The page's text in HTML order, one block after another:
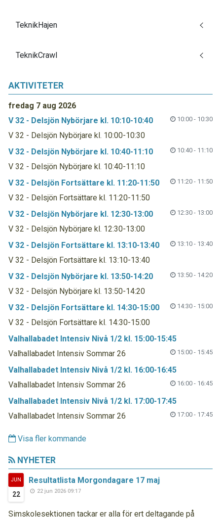
TeknikHajen
TeknikCrawl
AKTIVITETER
fredag 7 aug 2026
V 32 - Delsjön Nybörjare kl. 10:10-10:40
10:00 - 10:30
V 32 - Delsjön Nybörjare kl. 10:00-10:30
V 32 - Delsjön Nybörjare kl. 10:40-11:10
10:40 - 11:10
V 32 - Delsjön Nybörjare kl. 10:40-11:10
V 32 - Delsjön Fortsättare kl. 11:20-11:50
11:20 - 11:50
V 32 - Delsjön Fortsättare kl. 11:20-11:50
V 32 - Delsjön Nybörjare kl. 12:30-13:00
12:30 - 13:00
V 32 - Delsjön Nybörjare kl. 12:30-13:00
V 32 - Delsjön Fortsättare kl. 13:10-13:40
13:10 - 13:40
V 32 - Delsjön Fortsättare kl. 13:10-13:40
V 32 - Delsjön Nybörjare kl. 13:50-14:20
13:50 - 14:20
V 32 - Delsjön Nybörjare kl. 13:50-14:20
V 32 - Delsjön Fortsättare kl. 14:30-15:00
14:30 - 15:00
V 32 - Delsjön Fortsättare kl. 14:30-15:00
Valhallabadet Intensiv Nivå 1/2 kl. 15:00-15:45
15:00 - 15:45
Valhallabadet Intensiv Sommar 26
Valhallabadet Intensiv Nivå 1/2 kl. 16:00-16:45
16:00 - 16:45
Valhallabadet Intensiv Sommar 26
Valhallabadet Intensiv Nivå 1/2 kl. 17:00-17:45
17:00 - 17:45
Valhallabadet Intensiv Sommar 26
Visa fler kommande
NYHETER
JUN
22
Resultatlista Morgondagare 17 maj
22 jun 2026 09:17
Simskolesektionen tackar er alla för ert deltagande på